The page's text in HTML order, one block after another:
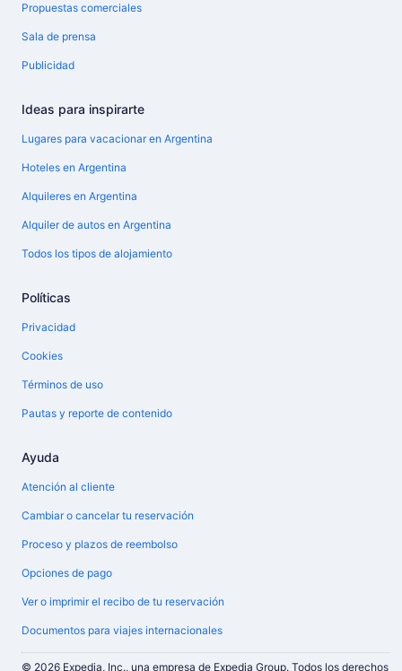
Propuestas comerciales
Sala de prensa
Publicidad
Ideas para inspirarte
Lugares para vacacionar en Argentina
Hoteles en Argentina
Alquileres en Argentina
Alquiler de autos en Argentina
Todos los tipos de alojamiento
Políticas
Privacidad
Cookies
Términos de uso
Pautas y reporte de contenido
Ayuda
Atención al cliente
Cambiar o cancelar tu reservación
Proceso y plazos de reembolso
Opciones de pago
Ver o imprimir el recibo de tu reservación
Documentos para viajes internacionales
© 2026 Expedia, Inc., una empresa de Expedia Group. Todos los derechos